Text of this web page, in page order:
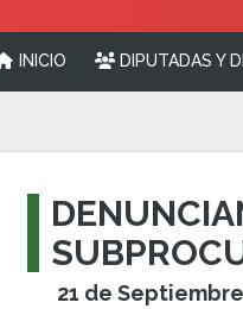
INICIO DIPUTADAS Y
21 de